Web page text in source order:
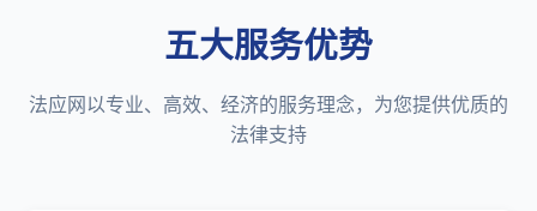
五大服务优势
法应网以专业、高效、经济的服务理念，为您提供优质的
法律支持